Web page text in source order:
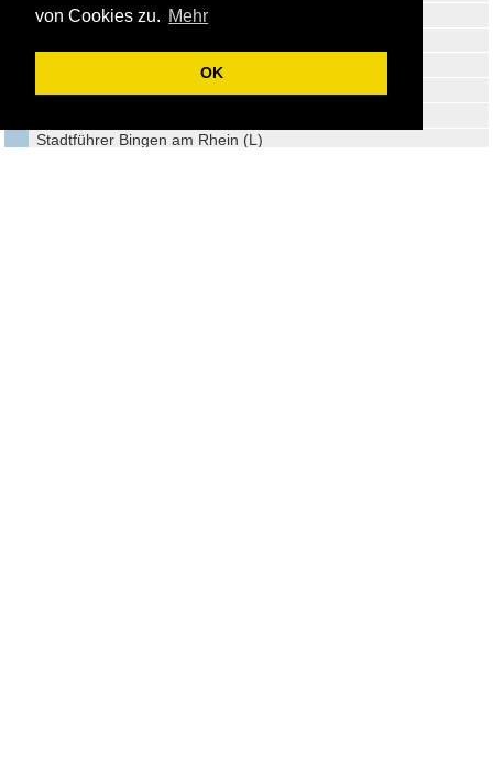
von Cookies zu. Mehr
OK
Stadtführer Mayen (G)
Stadtführer Bingen am Rhein (L)